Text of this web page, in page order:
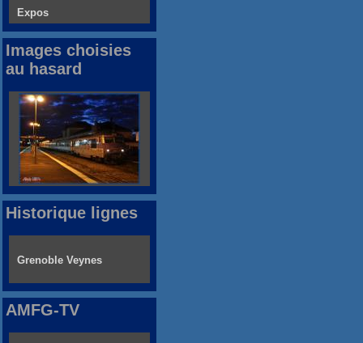
Expos
Images choisies
au hasard
Historique lignes
Grenoble Veynes
AMFG-TV